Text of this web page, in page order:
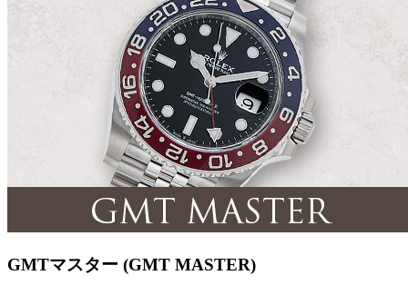
GMTマスター (GMT MASTER)